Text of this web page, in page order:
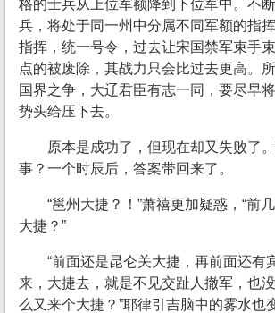
格的士兵从上位军额降到下位军中。不
兵，将处于同一州中分属不同军额的指
指挥，统一号令，过去让宋国禁军束手
点的被废除，其战力只会比过去更高。
国界之争，大辽君臣有志一同，要尽早
势头给压下去。
原本是成功了，但现在却又失败了
事？一个时辰后，答案带回来了。
“邕州大捷？！”萧禧更加疑惑，“前
大捷？”
“前面还是昆仑关大捷，再前面还有
来，大捷去，就是不见交趾人撤军，也
么又来个大捷？”耶律引吉脑中的雾水也